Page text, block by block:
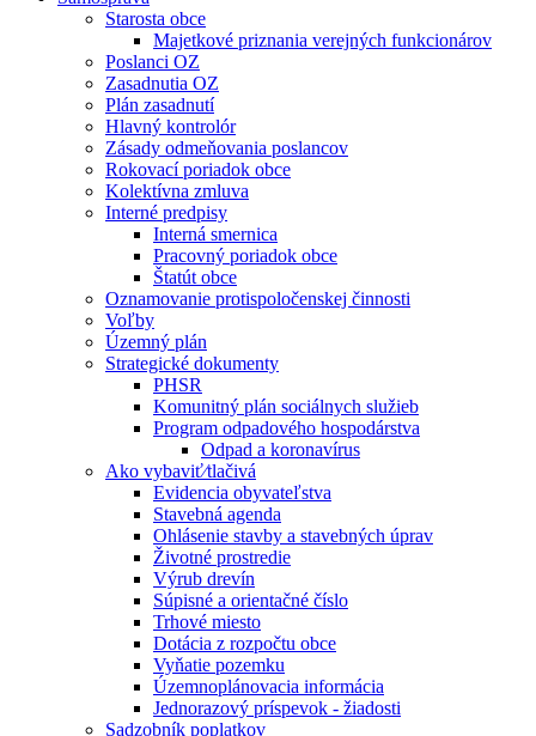
Starosta obce
Majetkové priznania verejných funkcionárov
Poslanci OZ
Zasadnutia OZ
Plán zasadnutí
Hlavný kontrolór
Zásady odmeňovania poslancov
Rokovací poriadok obce
Kolektívna zmluva
Interné predpisy
Interná smernica
Pracovný poriadok obce
Štatút obce
Oznamovanie protispoločenskej činnosti
Voľby
Územný plán
Strategické dokumenty
PHSR
Komunitný plán sociálnych služieb
Program odpadového hospodárstva
Odpad a koronavírus
Ako vybaviť⁄tlačivá
Evidencia obyvateľstva
Stavebná agenda
Ohlásenie stavby a stavebných úprav
Životné prostredie
Výrub drevín
Súpisné a orientačné číslo
Trhové miesto
Dotácia z rozpočtu obce
Vyňatie pozemku
Územnoplánovacia informácia
Jednorazový príspevok - žiadosti
Sadzobník poplatkov